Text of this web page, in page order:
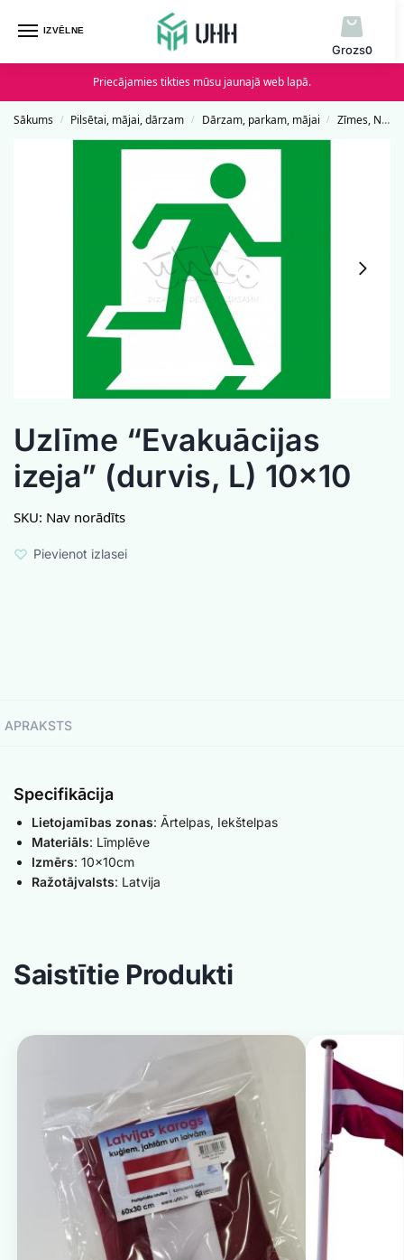
IZVĒLNE
0
Priecājamies tikties mūsu jaunajā web lapā.
Sākums / Pilsētai, mājai, dārzam / Dārzam, parkam, mājai / Zīmes, Norādes un Uzlīmes
Uzlīme “Evakuācijas
izeja” (durvis, L) 10×10
SKU: Nav norādīts
Pievienot izlasei
APRAKSTS
Specifikācija
Lietojamības zonas: Ārtelpas, Iekštelpas
Materiāls: Līmplēve
Izmērs: 10x10cm
Ražotājvalsts: Latvija
Saistītie Produkti